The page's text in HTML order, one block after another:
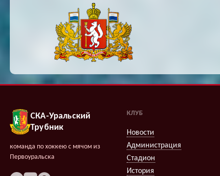
СКА-Уральский
Трубник
команда по хоккею с мячом из
Первоуральска
КЛУБ
Новости
Администрация
Стадион
История